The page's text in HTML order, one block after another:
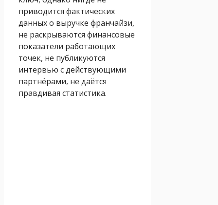
приводится фактических
данных о выручке франчайзи,
не раскрываются финансовые
показатели работающих
точек, не публикуются
интервью с действующими
партнёрами, не даётся
правдивая статистика.